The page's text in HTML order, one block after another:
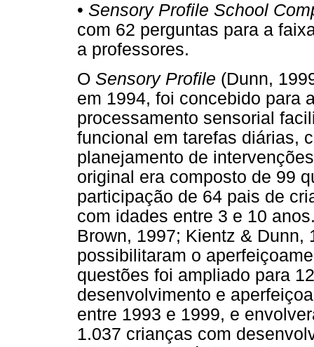
• Sensory Profile School
com 62 perguntas para a
a professores.
O Sensory Profile (Dunn,
em 1994, foi concebido para
processamento sensorial
funcional em tarefas diárias,
planejamento de
original era composto de 99
participação de 64 pais de
com idades entre 3 e 10
Brown, 1997; Kientz & Dunn,
possibilitaram o
questões foi ampliado para
desenvolvimento e
entre 1993 e 1999, e
1.037 crianças com